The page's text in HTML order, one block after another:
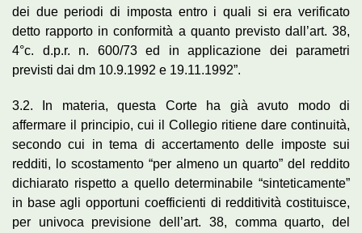
dei due periodi di imposta entro i quali si era verificato
detto rapporto in conformità a quanto previsto dall’art. 38,
4°c. d.p.r. n. 600/73 ed in applicazione dei parametri
previsti dai dm 10.9.1992 e 19.11.1992”.
3.2. In materia, questa Corte ha già avuto modo di
affermare il principio, cui il Collegio ritiene dare continuità,
secondo cui in tema di accertamento delle imposte sui
redditi, lo scostamento “per almeno un quarto” del reddito
dichiarato rispetto a quello determinabile “sinteticamente”
in base agli opportuni coefficienti di redditività costituisce,
per univoca previsione dell’art. 38, comma quarto, del